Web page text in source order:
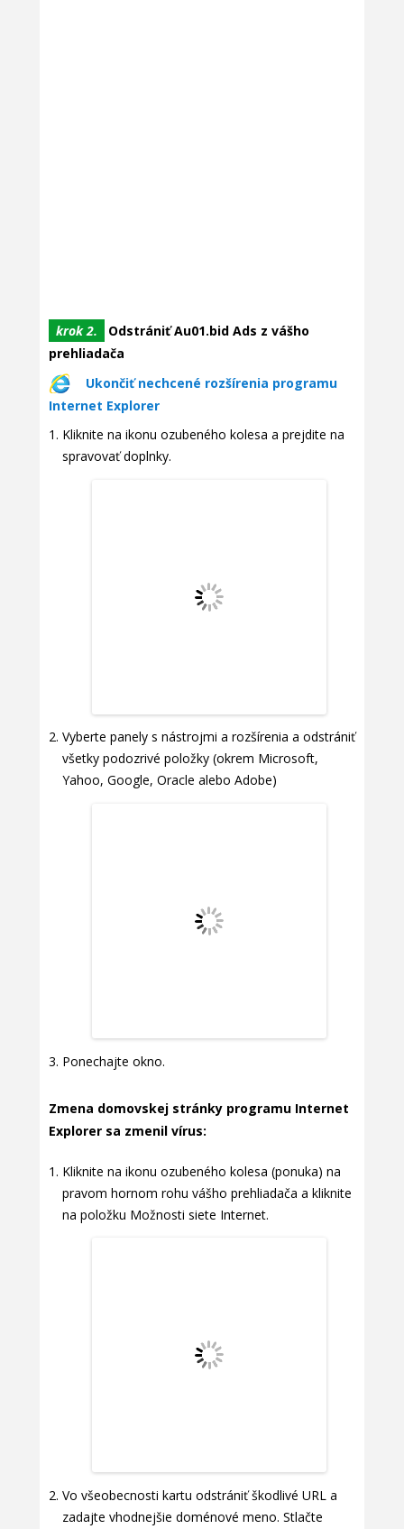
krok 2.
Odstrániť Au01.bid Ads z vášho
prehliadača
Ukončiť nechcené rozšírenia programu
Internet Explorer
Kliknite na ikonu ozubeného kolesa a prejdite na
spravovať doplnky.
Vyberte panely s nástrojmi a rozšírenia a odstrániť
všetky podozrivé položky (okrem Microsoft,
Yahoo, Google, Oracle alebo Adobe)
Ponechajte okno.
Zmena domovskej stránky programu Internet
Explorer sa zmenil vírus:
Kliknite na ikonu ozubeného kolesa (ponuka) na
pravom hornom rohu vášho prehliadača a kliknite
na položku Možnosti siete Internet.
Vo všeobecnosti kartu odstrániť škodlivé URL a
zadajte vhodnejšie doménové meno. Stlačte